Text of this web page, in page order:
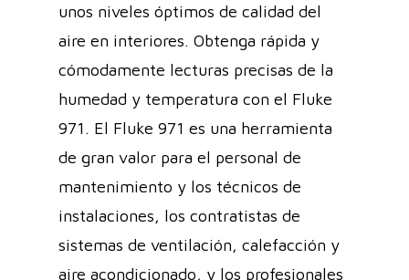
unos niveles óptimos de calidad del
aire en interiores. Obtenga rápida y
cómodamente lecturas precisas de la
humedad y temperatura con el Fluke
971. El Fluke 971 es una herramienta
de gran valor para el personal de
mantenimiento y los técnicos de
instalaciones, los contratistas de
sistemas de ventilación, calefacción y
aire acondicionado, y los profesionales